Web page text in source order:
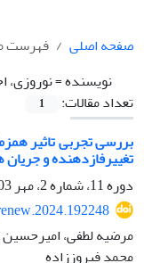
صفحه اصلی
فهرست
نویسنده =نوروزی،
تعداد مقالات:
1
بررسی تجربی تاثیر
تغییرفازدهنده و
دوره 11، شماره 2، مهر 1403، صفحه
مرضیه لطفی،
محمد فیروززاده